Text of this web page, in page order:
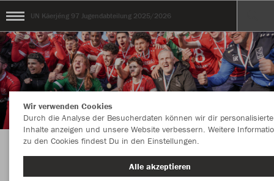
UN Käerjéng 97 Jugendabteilung 2025/2026
Herzlich Willkommen im Teamshop UN
Käerjéng 97 Jugendabteilung 2025/2026
Wir verwenden Cookies
Durch die Analyse der Besucherdaten können wir dir personalisierte
Inhalte anzeigen und unsere Website verbessern. Weitere
zu den Cookies findest Du in den Einstellungen.
Alle akzeptieren